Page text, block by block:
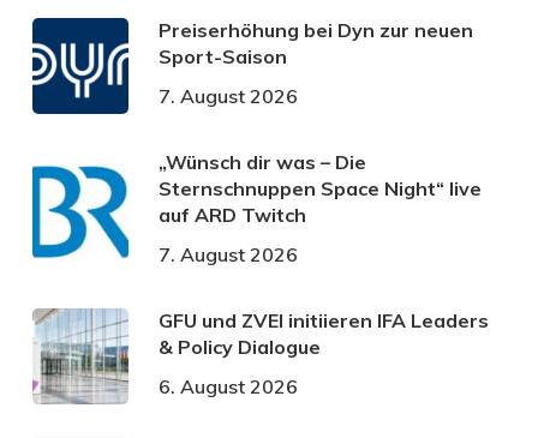
Preiserhöhung bei Dyn zur neuen
Sport-Saison
7. August 2026
„Wünsch dir was – Die
Sternschnuppen Space Night“ live
auf ARD Twitch
7. August 2026
GFU und ZVEI initiieren IFA Leaders
& Policy Dialogue
6. August 2026